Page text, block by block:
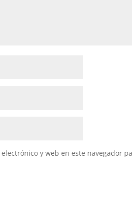
y web en este navegador